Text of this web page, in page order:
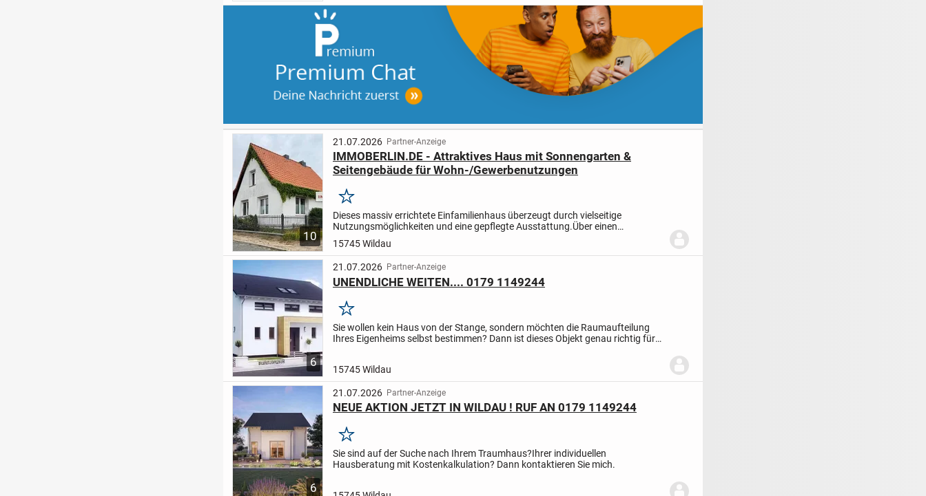
10
21.07.2026 Partner-Anzeige
IMMOBERLIN.DE - Attraktives Haus mit Sonnengarten &
Seitengebäude für Wohn-/Gewerbenutzungen
Merken
Dieses massiv errichtete Einfamilienhaus überzeugt durch vielseitige
Nutzungsmöglichkeiten und eine gepflegte Ausstattung.Über einen
großzügigen Windfang und Flur gelangen Sie im Erdgeschoss direkt...
15745 Wildau
6
21.07.2026 Partner-Anzeige
UNENDLICHE WEITEN.... 0179 1149244
Merken
Sie wollen kein Haus von der Stange, sondern möchten die Raumaufteilung
Ihres Eigenheims selbst bestimmen? Dann ist dieses Objekt genau richtig für
15745 Wildau
6
21.07.2026 Partner-Anzeige
NEUE AKTION JETZT IN WILDAU ! RUF AN 0179 1149244
Merken
Sie sind auf der Suche nach Ihrem Traumhaus?Ihrer individuellen
Hausberatung mit Kostenkalkulation? Dann kontaktieren Sie mich.